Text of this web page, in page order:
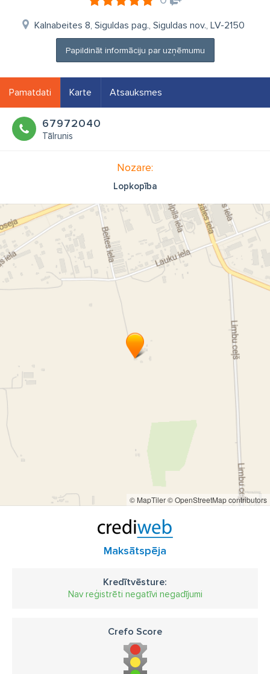
Kalnabeites 8, Siguldas pag., Siguldas nov., LV-2150
Papildināt informāciju par uzņēmumu
Pamatdati Karte Atsauksmes
67972040
Tālrunis
Nozare:
Lopkopība
© MapTiler© OpenStreetMap contributors
Maksātspēja
Kredītvēsture:
Nav reģistrēti negatīvi negadījumi
Crefo Score